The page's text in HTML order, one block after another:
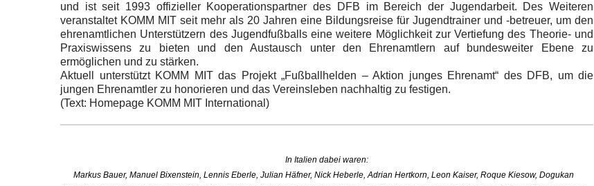
und ist seit 1993 offizieller Kooperationspartner des DFB im Bereich der Jugendarbeit. Des Weiteren
veranstaltet KOMM MIT seit mehr als 20 Jahren eine Bildungsreise für Jugendtrainer und -betreuer, um den
ehrenamtlichen Unterstützern des Jugendfußballs eine weitere Möglichkeit zur Vertiefung des Theorie- und
Praxiswissens zu bieten und den Austausch unter den Ehrenamtlern auf bundesweiter Ebene zu
ermöglichen und zu stärken.
Aktuell unterstützt KOMM MIT das Projekt „Fußballhelden – Aktion junges Ehrenamt“ des DFB, um die
jungen Ehrenamtler zu honorieren und das Vereinsleben nachhaltig zu festigen.
(Text: Homepage KOMM MIT International)
In Italien dabei waren:
Markus Bauer, Manuel Bixenstein, Lennis Eberle, Julian Häfner, Nick Heberle, Adrian Hertkorn, Leon Kaiser, Roque Kiesow, Dogukan